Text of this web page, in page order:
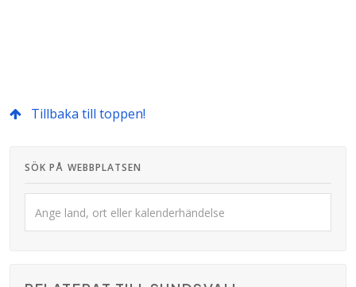
Tillbaka till toppen!
SÖK PÅ WEBBPLATSEN